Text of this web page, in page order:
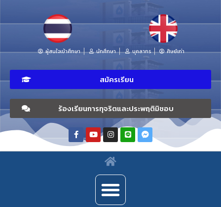
ผู้สนใจเข้าศึกษา นักศึกษา บุคลากร ศิษย์เก่า
สมัครเรียน
ร้องเรียนการทุจริตและประพฤติมิชอบ